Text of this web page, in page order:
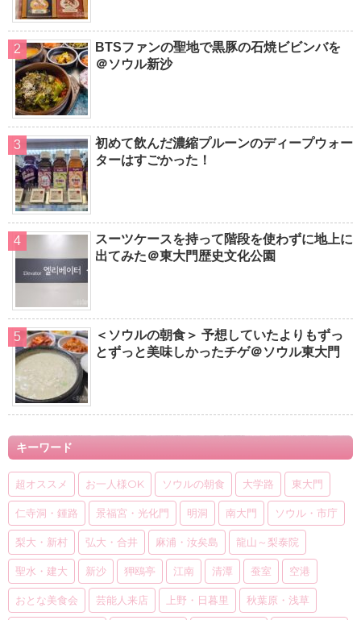
BTSファンの聖地で黒豚の石焼ビビンバを
＠ソウル新沙
初めて飲んだ濃縮プルーンのディープウォー
ターはすごかった！
スーツケースを持って階段を使わずに地上に
出てみた＠東大門歴史文化公園
＜ソウルの朝食＞ 予想していたよりもずっ
とずっと美味しかったチゲ＠ソウル東大門
キーワード
超オススメ お一人様OK ソウルの朝食 大学路 東大門
仁寺洞・鍾路 景福宮・光化門 明洞 南大門 ソウル・市庁
梨大・新村 弘大・合井 麻浦・汝矣島 龍山～梨泰院
聖水・建大 新沙 狎鴎亭 江南 清潭 蚕室 空港
おとな美食会 芸能人来店 上野・日暮里 秋葉原・浅草